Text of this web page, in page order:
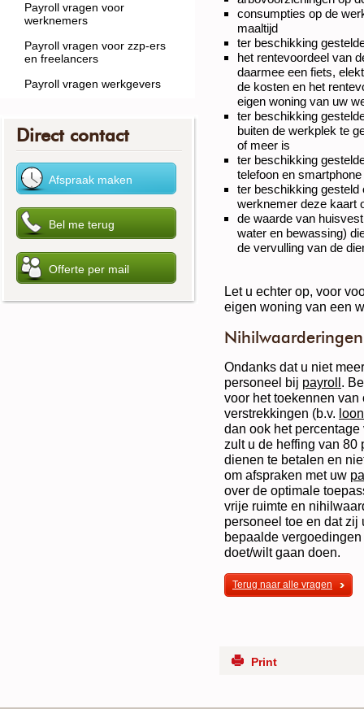
consumpties op de
maaltijd
ter beschikking
het rentevoordeel van
daarmee een fiets,
de kosten en het
eigen woning van uw
ter beschikking
buiten de werkplek te
of meer is
ter beschikking
telefoon en
ter beschikking gesteld
werknemer deze kaart
de waarde van
water en bewassing)
de vervulling van de
Let u echter op, voor
eigen woning van een
Ondanks dat u niet
personeel bij payroll.
voor het toekennen
verstrekkingen (b.v.
dan ook het
zult u de heffing van 80
dienen te betalen en
om afspraken met uw
over de optimale
vrije ruimte en
personeel toe en dat
bepaalde
doet/wilt gaan doen.
Terug naar alle vragen
Print
Payroll vragen voor
werknemers
Payroll vragen voor zzp-ers
en freelancers
Payroll vragen werkgevers
Direct contact